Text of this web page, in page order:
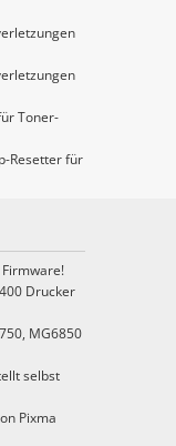
Toner-
Resetter für
Drucker
MG6850
selbst
Pixma